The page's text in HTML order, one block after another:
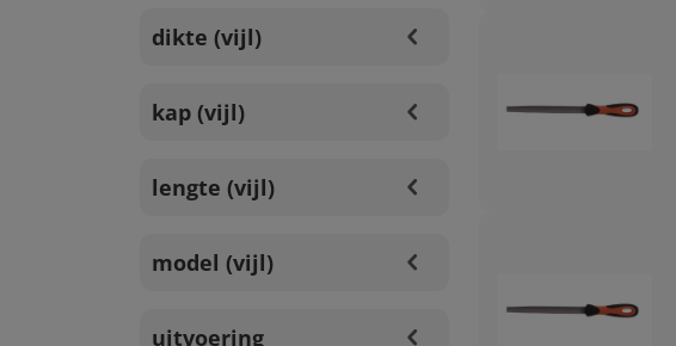
dikte (vijl)
kap (vijl)
lengte (vijl)
model (vijl)
uitvoering